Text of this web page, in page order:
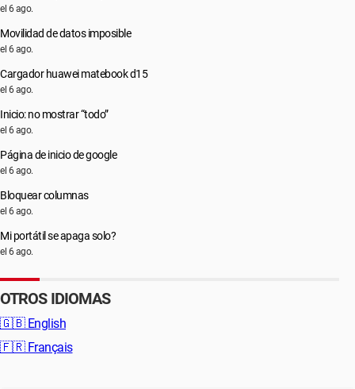
el 6 ago.
Movilidad de datos imposible
el 6 ago.
Cargador huawei matebook d15
el 6 ago.
Inicio: no mostrar “todo”
el 6 ago.
Página de inicio de google
el 6 ago.
Bloquear columnas
el 6 ago.
Mi portátil se apaga solo?
el 6 ago.
OTROS IDIOMAS
🇬🇧 English
🇫🇷 Français